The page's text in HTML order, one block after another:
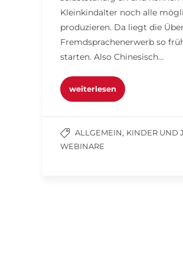
Kleinkindalter noch alle
produzieren. Da liegt die
Fremdsprachenerwerb so
starten. Also Chinesisch…
weiterlesen
ALLGEMEIN, KINDER UND
WEBINARE